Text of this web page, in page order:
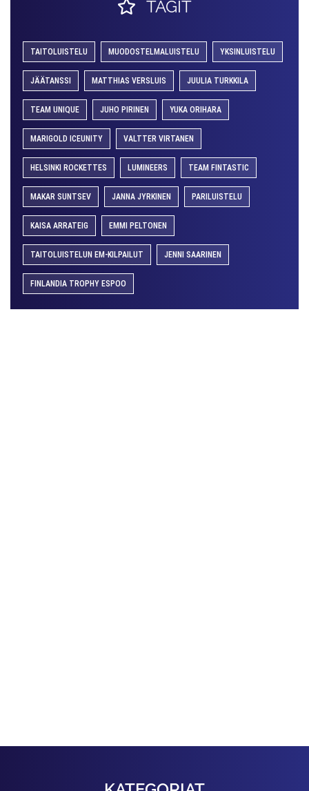
TAGIT
TAITOLUISTELU MUODOSTELMALUISTELU YKSINLUISTELU
JÄÄTANSSI MATTHIAS VERSLUIS JUULIA TURKKILA
TEAM UNIQUE JUHO PIRINEN YUKA ORIHARA
MARIGOLD ICEUNITY VALTTER VIRTANEN
HELSINKI ROCKETTES LUMINEERS TEAM FINTASTIC
MAKAR SUNTSEV JANNA JYRKINEN PARILUISTELU
KAISA ARRATEIG EMMI PELTONEN
TAITOLUISTELUN EM-KILPAILUT JENNI SAARINEN
FINLANDIA TROPHY ESPOO